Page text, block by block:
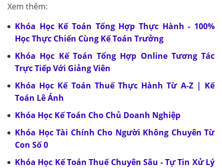
Xem thêm:
Khóa Học Kế Toán Tổng Hợp Thực Hành - 100%
Học Thực Chiến Cùng Kế Toán Trưởng
Khóa Học Kế Toán Tổng Hợp Online Tương Tác
Trực Tiếp Với Giảng Viên
Khóa Học Kế Toán Thuế Thực Hành Từ A-Z | Kế
Toán Lê Ánh
Khóa Học Kế Toán Cho Chủ Doanh Nghiệp
Khóa Học Tài Chính Cho Người Không Chuyên Từ
Con Số 0
Khóa Học Kế Toán Thuế Chuyên Sâu - Tự Tin Xử Lý